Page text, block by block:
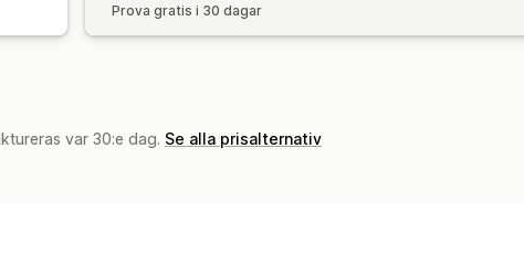
Prova gratis i 30 dagar
var 30:e dag. Se alla prisalternativ